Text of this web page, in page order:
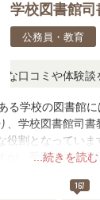
学校図書館司
公務員・教育
ミや体験談を
...続きを読む
る学校の図書館
、学校図書館司
役割となってい
が、受験者は教員
167